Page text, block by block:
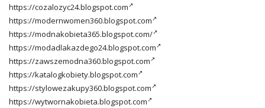
https://cozalozyc24.blogspot.com
https://modernwomen360.blogspot.com
https://modnakobieta365.blogspot.com/
https://modadlakazdego24.blogspot.com
https://zawszemodna360.blogspot.com
https://katalogkobiety.blogspot.com
https://stylowezakupy360.blogspot.com
https://wytwornakobieta.blogspot.com